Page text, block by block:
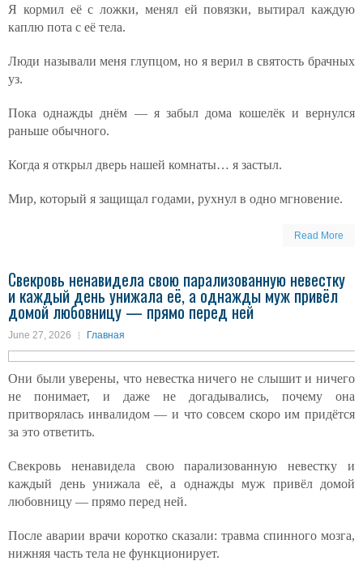
Я кормил её с ложки, менял ей повязки, вытирал каждую
каплю пота с её тела.
Люди называли меня глупцом, но я верил в святость брачных
уз.
Пока однажды днём — я забыл дома кошелёк и вернулся
раньше обычного.
Когда я открыл дверь нашей комнаты… я застыл.
Мир, который я защищал годами, рухнул в одно мгновение.
Read More
Свекровь ненавидела свою парализованную невестку
и каждый день унижала её, а однажды муж привёл
домой любовницу — прямо перед ней
June 27, 2026 Главная
Они были уверены, что невестка ничего не слышит и ничего
не понимает, и даже не догадывались, почему она
притворялась инвалидом — и что совсем скоро им придётся
за это ответить.
Свекровь ненавидела свою парализованную невестку и
каждый день унижала её, а однажды муж привёл домой
любовницу — прямо перед ней.
После аварии врачи коротко сказали: травма спинного мозга,
нижняя часть тела не функционирует.